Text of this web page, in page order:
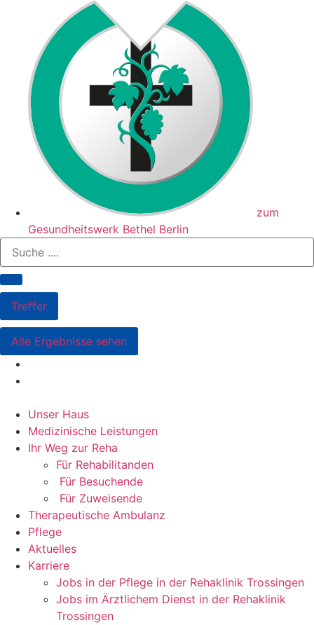
springen
zum
Gesundheitswerk Bethel Berlin
Search
Treffer
Alle Ergebnisse sehen
Unser Haus
Medizinische Leistungen
Ihr Weg zur Reha
Für Rehabilitanden
Für Besuchende
Für Zuweisende
Therapeutische Ambulanz
Pflege
Aktuelles
Karriere
Jobs in der Pflege in der Rehaklinik Trossingen
Jobs im Ärztlichem Dienst in der Rehaklinik
Trossingen